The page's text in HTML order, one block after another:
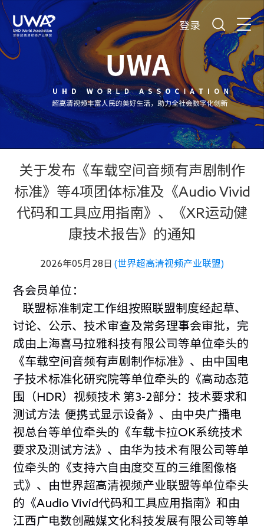
登录
关于发布《车载空间音频有声剧制作
标准》等4项团体标准及《Audio Vivid
代码和工具应用指南》、《XR运动健
康技术报告》的通知
2026年05月28日 (世界超高清视频产业联盟)
各会员单位：
联盟标准制定工作组按照联盟制度经起草、
讨论、公示、技术审查及常务理事会审批，完
成由上海喜马拉雅科技有限公司等单位牵头的
《车载空间音频有声剧制作标准》、由中国电
子技术标准化研究院等单位牵头的《高动态范
围（HDR）视频技术 第3-2部分：技术要求和
测试方法 便携式显示设备》、由中央广播电
视总台等单位牵头的《车载卡拉OK系统技术
要求及测试方法》、由华为技术有限公司等单
位牵头的《支持六自由度交互的三维图像格
式》、由世界超高清视频产业联盟等单位牵头
的《Audio Vivid代码和工具应用指南》和由
江西广电数创融媒文化科技发展有限公司等单